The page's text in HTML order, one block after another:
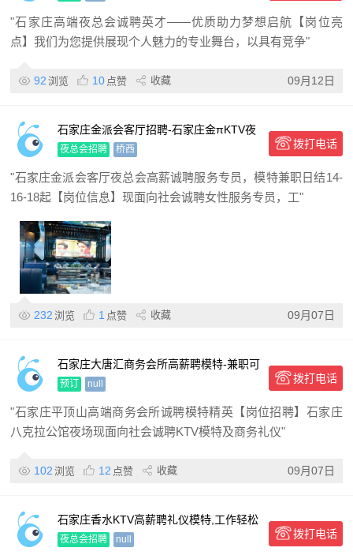
"石家庄高端夜总会诚聘英才——优质助力梦想启航【岗位亮
点】我们为您提供展现个人魅力的专业舞台，以具有竞争"
92 浏览 10 点赞 收藏 09月12日
石家庄金派会客厅招聘-石家庄金πKTV夜
场高薪聘模特-高端客源成就自我
夜总会招聘 桥西 拨打电话
"石家庄金派会客厅夜总会高薪诚聘服务专员，模特兼职日结14-
16-18起【岗位信息】现面向社会诚聘女性服务专员，工"
232 浏览 1 点赞 收藏 09月07日
石家庄大唐汇商务会所高薪聘模特-兼职可
报销路费
预订 null 拨打电话
"石家庄平顶山高端商务会所诚聘模特精英【岗位招聘】石家庄
八克拉公馆夜场现面向社会诚聘KTV模特及商务礼仪"
102 浏览 12 点赞 收藏 09月07日
石家庄香水KTV高薪聘礼仪模特,工作轻松
日结,生意
夜总会招聘 null 拨打电话